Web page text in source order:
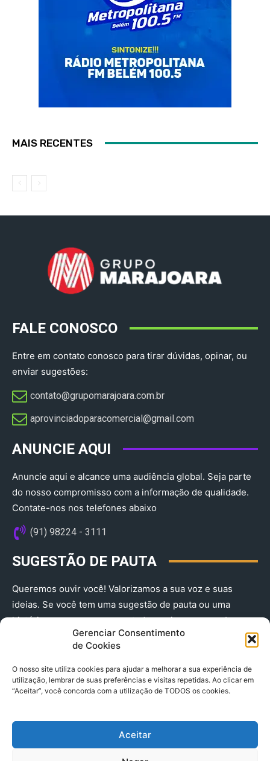
Gerenciar Consentimento
de Cookies
O nosso site utiliza cookies para ajudar a melhorar a sua experiência de
utilização, lembrar de suas preferências e visitas repetidas. Ao clicar em
“Aceitar”, você concorda com a utilização de TODOS os cookies.
Aceitar
MAIS RECENTES
FALE CONOSCO
Entre em contato conosco para tirar dúvidas, opinar, ou
enviar sugestões:
contato@grupomarajoara.com.br
aprovinciadoparacomercial@gmail.com​
ANUNCIE AQUI
Anuncie aqui e alcance uma audiência global. Seja parte
do nosso compromisso com a informação de qualidade.
Contate-nos nos telefones abaixo
(91) 98224 - 3111
SUGESTÃO DE PAUTA
Queremos ouvir você! Valorizamos a sua voz e suas
ideias. Se você tem uma sugestão de pauta ou uma
história que merece ser contada, envie-nos agora!
(91) 98224 - 3111
© 2025 A Província do Pará CNPJ: 04.901.141/0001-36 End .